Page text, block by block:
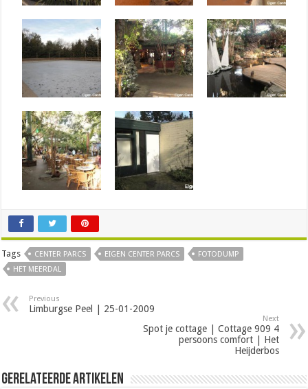
Tags CENTER PARCS EIGEN CENTER PARCS
FOTODUMP
HET MEERDAL
Previous
Limburgse Peel | 25-01-2009
Next
Spot je cottage | Cottage 909 4
persoons comfort | Het
Heijderbos
Gerelateerde Artikelen